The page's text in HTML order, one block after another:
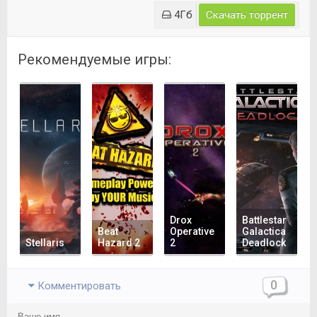
4Гб Скачать торрент
Рекомендуемые игры:
Stellaris
Beat
Hazard 2
Drox
Operative
2
Battlestar
Galactica
Deadlock
Комментировать 0